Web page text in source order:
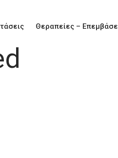
Θεραπείες –